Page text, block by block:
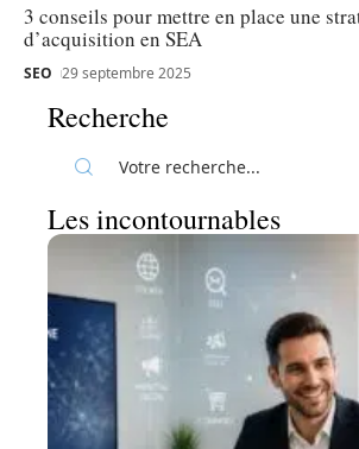
3 conseils pour mettre en place une
d’acquisition en SEA
SEO 29 septembre 2025
Recherche
Les incontournables